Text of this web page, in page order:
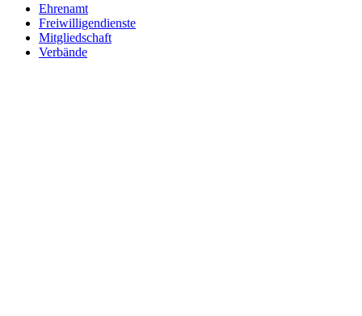
Ehrenamt
Freiwilligendienste
Mitgliedschaft
Verbände